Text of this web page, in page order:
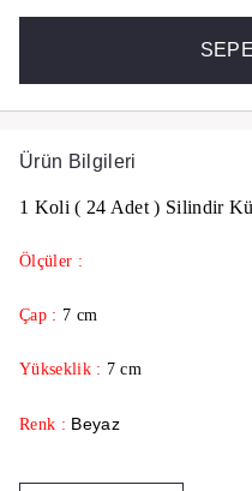
Ürün Bilgileri
1 Koli ( 24 Adet ) Silindir
Ölçüler :
Çap : 7 cm
Yükseklik : 7 cm
Renk : Beyaz